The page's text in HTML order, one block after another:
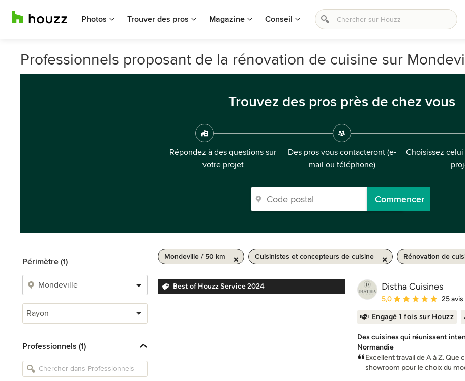
Photos Trouver des pros Magazine Conseil
Professionnels proposant de la rénovation de cuisine sur
Trouvez des pros près de chez vous
Répondez à des questions sur
votre projet
Des pros vous contacteront (e-
mail ou téléphone)
Choisissez
Commencer
Périmètre (1)
Rayon
Professionnels (1)
Mondeville / 50 km Cuisinistes et concepteurs de cuisine Rénovation de
Best of Houzz Service 2024 Distha Cuisines
Note moyenne : 5 étoiles
5,0 25 avis
Engagé 1 fois sur Houzz
Des cuisines qui réunissent
Normandie
Excellent travail de A à Z. Que
showroom pour le choix du